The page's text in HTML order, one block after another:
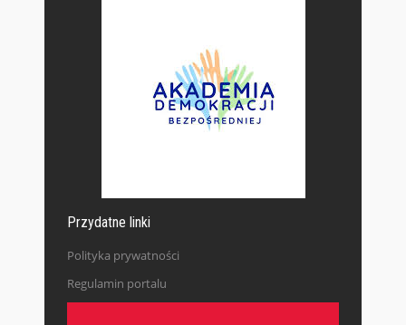
Przydatne linki
Polityka prywatności
Regulamin portalu